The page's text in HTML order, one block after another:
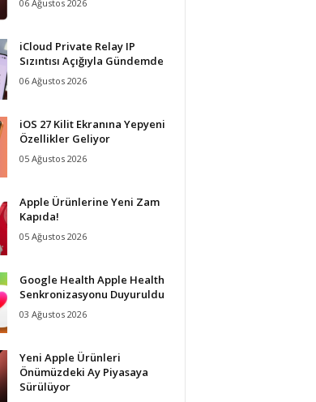
06 Ağustos 2026
iCloud Private Relay IP
Sızıntısı Açığıyla Gündemde
06 Ağustos 2026
iOS 27 Kilit Ekranına Yepyeni
Özellikler Geliyor
05 Ağustos 2026
Apple Ürünlerine Yeni Zam
Kapıda!
05 Ağustos 2026
Google Health Apple Health
Senkronizasyonu Duyuruldu
03 Ağustos 2026
Yeni Apple Ürünleri
Önümüzdeki Ay Piyasaya
Sürülüyor